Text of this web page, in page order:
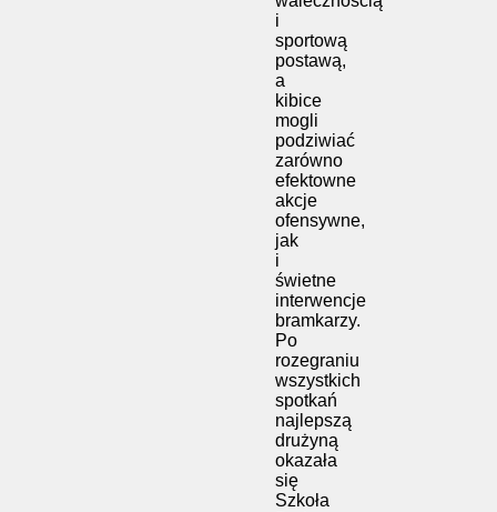
i
sportową
postawą,
a
kibice
mogli
podziwiać
zarówno
efektowne
akcje
ofensywne,
jak
i
świetne
interwencje
bramkarzy.
Po
rozegraniu
wszystkich
spotkań
najlepszą
drużyną
okazała
się
Szkoła